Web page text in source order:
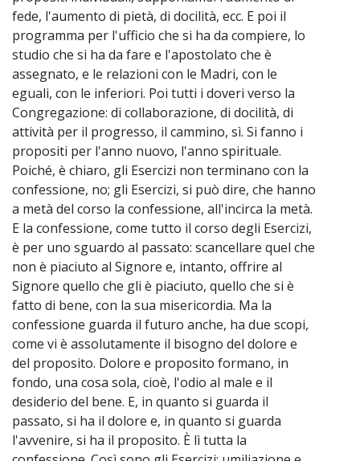
fede, l'aumento di pietà, di docilità, ecc. E poi il
programma per l'ufficio che si ha da compiere, lo
studio che si ha da fare e l'apostolato che è
assegnato, e le relazioni con le Madri, con le
eguali, con le inferiori. Poi tutti i doveri verso la
Congregazione: di collaborazione, di docilità, di
attività per il progresso, il cammino, sì. Si fanno i
propositi per l'anno nuovo, l'anno spirituale.
Poiché, è chiaro, gli Esercizi non terminano con la
confessione, no; gli Esercizi, si può dire, che hanno
a metà del corso la confessione, all'incirca la metà.
E la confessione, come tutto il corso degli Esercizi,
è per uno sguardo al passato: scancellare quel che
non è piaciuto al Signore e, intanto, offrire al
Signore quello che gli è piaciuto, quello che si è
fatto di bene, con la sua misericordia. Ma la
confessione guarda il futuro anche, ha due scopi,
come vi è assolutamente il bisogno del dolore e
del proposito. Dolore e proposito formano, in
fondo, una cosa sola, cioè, l'odio al male e il
desiderio del bene. E, in quanto si guarda il
passato, si ha il dolore e, in quanto si guarda
l'avvenire, si ha il proposito. È lì tutta la